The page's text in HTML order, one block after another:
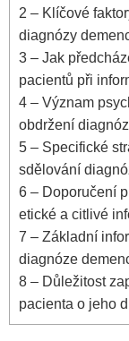
2 – Klíčové
diagnózy
3 – Jak
pacientů při
4 – Význam
obdržení
5 – Specifické
sdělování
6 – Doporučení
etické a citlivé
7 – Základní
diagnóze
8 – Důležitost
pacienta o jeho